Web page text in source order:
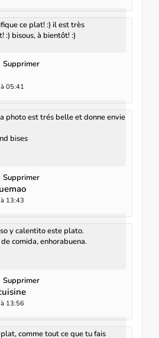
ce plat! :) il est très
:) bisous, à bientôt! :)
Supprimer
05:41
photo est trés belle et donne envie
bises
Supprimer
13:43
y calentito este plato.
comida, enhorabuena.
Supprimer
13:56
comme tout ce que tu fais